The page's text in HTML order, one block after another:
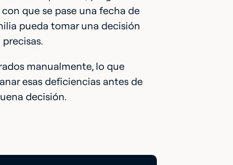
que se pase una fecha de
pueda tomar una decisión
manualmente, lo que
esas deficiencias antes de
decisión.